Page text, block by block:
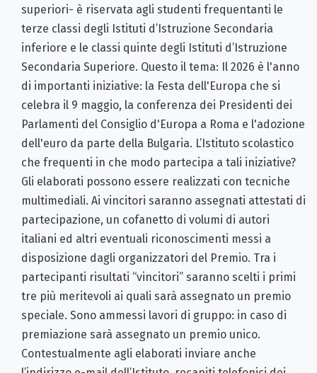
superiori- è riservata agli studenti frequentanti le
terze classi degli Istituti d’Istruzione Secondaria
inferiore e le classi quinte degli Istituti d’Istruzione
Secondaria Superiore. Questo il tema: Il 2026 è l'anno
di importanti iniziative: la Festa dell'Europa che si
celebra il 9 maggio, la conferenza dei Presidenti dei
Parlamenti del Consiglio d'Europa a Roma e l'adozione
dell'euro da parte della Bulgaria. L’Istituto scolastico
che frequenti in che modo partecipa a tali iniziative?
Gli elaborati possono essere realizzati con tecniche
multimediali. Ai vincitori saranno assegnati attestati di
partecipazione, un cofanetto di volumi di autori
italiani ed altri eventuali riconoscimenti messi a
disposizione dagli organizzatori del Premio. Tra i
partecipanti risultati “vincitori” saranno scelti i primi
tre più meritevoli ai quali sarà assegnato un premio
speciale. Sono ammessi lavori di gruppo: in caso di
premiazione sarà assegnato un premio unico.
Contestualmente agli elaborati inviare anche